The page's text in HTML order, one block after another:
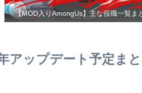
【MOD入りAmongUs】主な役職一覧ま
アップデート予定ま